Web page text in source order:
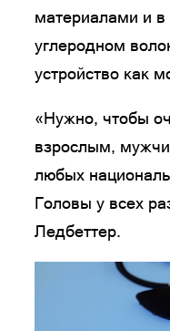
материалами и в
углеродном
устройство как
«Нужно, чтобы
взрослым,
любых
Головы у всех
Ледбеттер.